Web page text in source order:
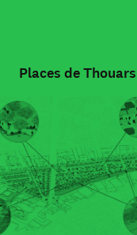
Places de Thouars